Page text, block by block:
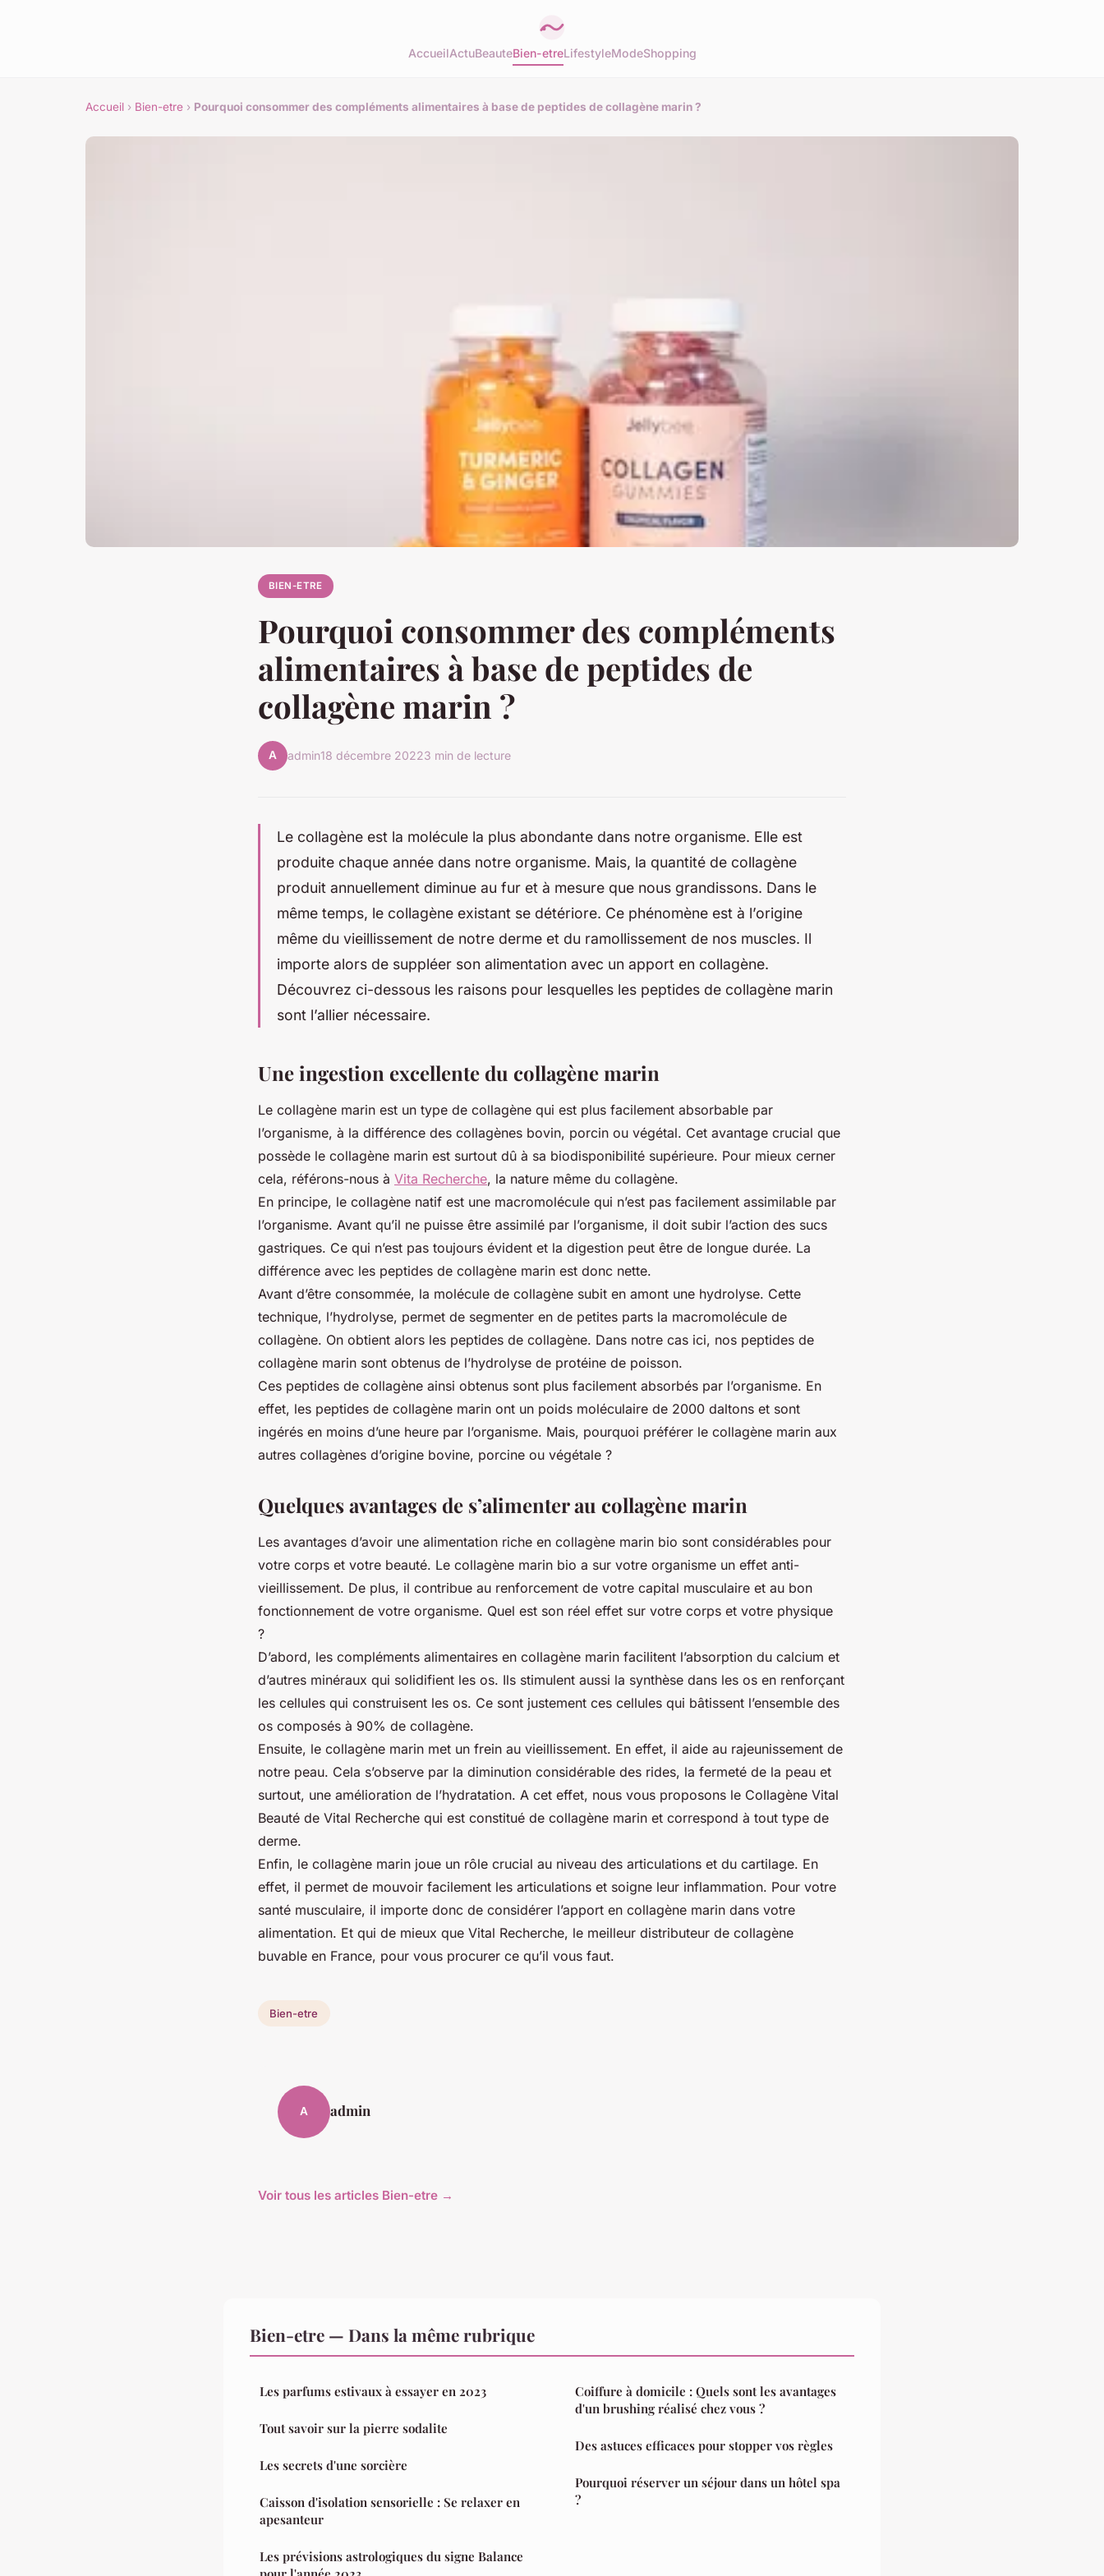
AccueilActuBeauteBien-etreLifestyleModeShopping
Accueil › Bien-etre › Pourquoi consommer des compléments alimentaires à base de peptides de collagène marin ?
BIEN-ETRE
Pourquoi consommer des compléments
alimentaires à base de peptides de
collagène marin ?
A admin18 décembre 20223 min de lecture
Le collagène est la molécule la plus abondante dans notre organisme. Elle est
produite chaque année dans notre organisme. Mais, la quantité de collagène
produit annuellement diminue au fur et à mesure que nous grandissons. Dans le
même temps, le collagène existant se détériore. Ce phénomène est à l’origine
même du vieillissement de notre derme et du ramollissement de nos muscles. Il
importe alors de suppléer son alimentation avec un apport en collagène.
Découvrez ci-dessous les raisons pour lesquelles les peptides de collagène marin
sont l’allier nécessaire.
Une ingestion excellente du collagène marin
Le collagène marin est un type de collagène qui est plus facilement absorbable par
l’organisme, à la différence des collagènes bovin, porcin ou végétal. Cet avantage crucial que
possède le collagène marin est surtout dû à sa biodisponibilité supérieure. Pour mieux cerner
cela, référons-nous à Vita Recherche, la nature même du collagène.
En principe, le collagène natif est une macromolécule qui n’est pas facilement assimilable par
l’organisme. Avant qu’il ne puisse être assimilé par l’organisme, il doit subir l’action des sucs
gastriques. Ce qui n’est pas toujours évident et la digestion peut être de longue durée. La
différence avec les peptides de collagène marin est donc nette.
Avant d’être consommée, la molécule de collagène subit en amont une hydrolyse. Cette
technique, l’hydrolyse, permet de segmenter en de petites parts la macromolécule de
collagène. On obtient alors les peptides de collagène. Dans notre cas ici, nos peptides de
collagène marin sont obtenus de l’hydrolyse de protéine de poisson.
Ces peptides de collagène ainsi obtenus sont plus facilement absorbés par l’organisme. En
effet, les peptides de collagène marin ont un poids moléculaire de 2000 daltons et sont
ingérés en moins d’une heure par l’organisme. Mais, pourquoi préférer le collagène marin aux
autres collagènes d’origine bovine, porcine ou végétale ?
Quelques avantages de s’alimenter au collagène marin
Les avantages d’avoir une alimentation riche en collagène marin bio sont considérables pour
votre corps et votre beauté. Le collagène marin bio a sur votre organisme un effet anti-
vieillissement. De plus, il contribue au renforcement de votre capital musculaire et au bon
fonctionnement de votre organisme. Quel est son réel effet sur votre corps et votre physique
?
D’abord, les compléments alimentaires en collagène marin facilitent l’absorption du calcium et
d’autres minéraux qui solidifient les os. Ils stimulent aussi la synthèse dans les os en renforçant
les cellules qui construisent les os. Ce sont justement ces cellules qui bâtissent l’ensemble des
os composés à 90% de collagène.
Ensuite, le collagène marin met un frein au vieillissement. En effet, il aide au rajeunissement de
notre peau. Cela s’observe par la diminution considérable des rides, la fermeté de la peau et
surtout, une amélioration de l’hydratation. A cet effet, nous vous proposons le Collagène Vital
Beauté de Vital Recherche qui est constitué de collagène marin et correspond à tout type de
derme.
Enfin, le collagène marin joue un rôle crucial au niveau des articulations et du cartilage. En
effet, il permet de mouvoir facilement les articulations et soigne leur inflammation. Pour votre
santé musculaire, il importe donc de considérer l’apport en collagène marin dans votre
alimentation. Et qui de mieux que Vital Recherche, le meilleur distributeur de collagène
buvable en France, pour vous procurer ce qu’il vous faut.
Bien-etre
A admin
Voir tous les articles Bien-etre →
Bien-etre — Dans la même rubrique
Les parfums estivaux à essayer en 2023
Tout savoir sur la pierre sodalite
Les secrets d'une sorcière
Caisson d'isolation sensorielle : Se relaxer en
apesanteur
Les prévisions astrologiques du signe Balance
Coiffure à domicile : Quels sont les avantages
d'un brushing réalisé chez vous ?
Des astuces efficaces pour stopper vos règles
Pourquoi réserver un séjour dans un hôtel spa
?